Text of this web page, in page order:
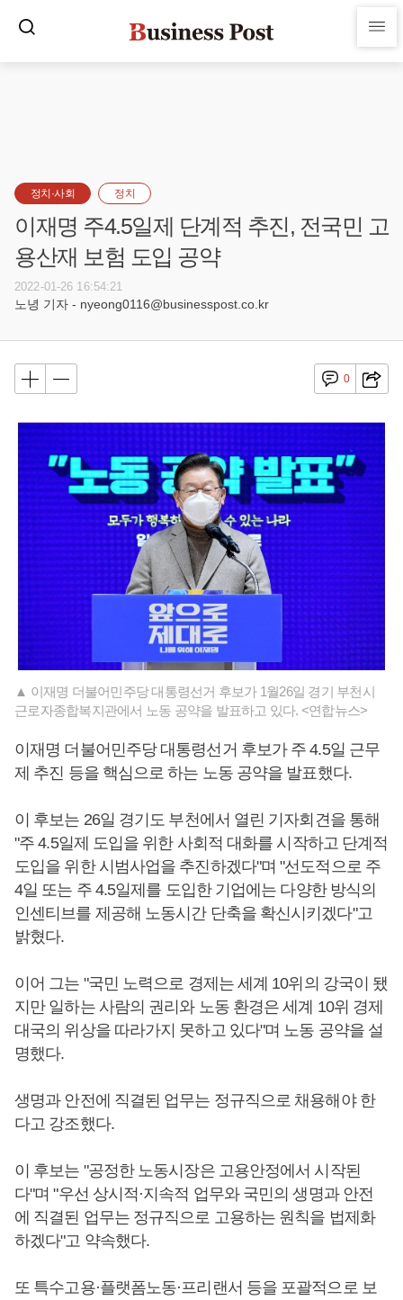
정치·사회 정치
이재명 주4.5일제 단계적 추진, 전국민 고
용산재 보험 도입 공약
2022-01-26 16:54:21
노녕 기자 - nyeong0116@businesspost.co.kr
0
▲ 이재명 더불어민주당 대통령선거 후보가 1월26일 경기 부천시
근로자종합복지관에서 노동 공약을 발표하고 있다. <연합뉴스>
이재명 더불어민주당 대통령선거 후보가 주 4.5일 근무
제 추진 등을 핵심으로 하는 노동 공약을 발표했다.
이 후보는 26일 경기도 부천에서 열린 기자회견을 통해
"주 4.5일제 도입을 위한 사회적 대화를 시작하고 단계적
도입을 위한 시범사업을 추진하겠다"며 "선도적으로 주
4일 또는 주 4.5일제를 도입한 기업에는 다양한 방식의
인센티브를 제공해 노동시간 단축을 확신시키겠다"고
밝혔다.
이어 그는 "국민 노력으로 경제는 세계 10위의 강국이 됐
지만 일하는 사람의 권리와 노동 환경은 세계 10위 경제
대국의 위상을 따라가지 못하고 있다"며 노동 공약을 설
명했다.
생명과 안전에 직결된 업무는 정규직으로 채용해야 한
다고 강조했다.
이 후보는 "공정한 노동시장은 고용안정에서 시작된
다"며 "우선 상시적·지속적 업무와 국민의 생명과 안전
에 직결된 업무는 정규직으로 고용하는 원칙을 법제화
하겠다"고 약속했다.
또 특수고용·플랫폼노동·프리랜서 등을 포괄적으로 보